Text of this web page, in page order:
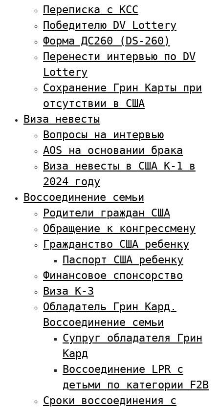
Переписка с KCC
Победителю DV Lottery
Форма ДС260 (DS-260)
Перенести интервью по DV
Lottery
Сохранение Грин Карты при
отсутствии в США
Виза невесты
Вопросы на интервью
AOS на основании брака
Виза невесты в США К-1 в
2024 году
Воссоединение семьи
Родители граждан США
Обращение к конгрессмену
Гражданство США ребенку
Паспорт США ребенку
Финансовое спонсорство
Виза К-3
Обладатель Грин Кард.
Воссоединение семьи
Супруг обладателя Грин
Кард
Воссоединение LPR с
детьми по категории F2B
Сроки воссоединения с